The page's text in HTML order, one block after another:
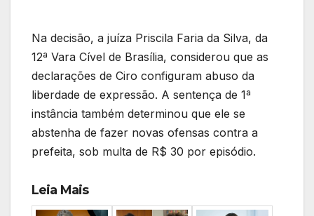
Na decisão, a juíza Priscila Faria da Silva, da
12ª Vara Cível de Brasília, considerou que as
declarações de Ciro configuram abuso da
liberdade de expressão. A sentença de 1ª
instância também determinou que ele se
abstenha de fazer novas ofensas contra a
prefeita, sob multa de R$ 30 por episódio.
Leia Mais